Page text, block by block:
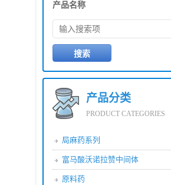
产品名称
产品分类
PRODUCT CATEGORIES
局麻药系列
富马酸沃诺拉赞中间体
原料药